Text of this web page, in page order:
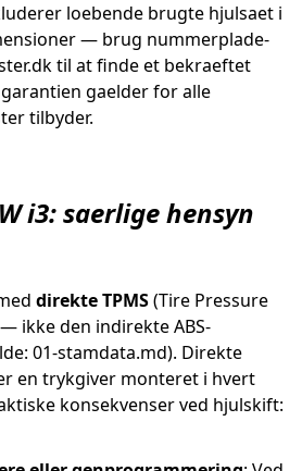
loebende brugte hjulsaet i
— brug nummerplade-
til at finde et bekraeftet
gaelder for alle
tilbyder.
i3: saerlige hensyn
direkte TPMS(Tire Pressure
ikke den indirekte ABS-
01-stamdata.md). Direkte
en trykgiver monteret i hvert
konsekvenser ved hjulskift: